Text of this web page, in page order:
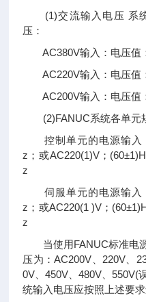
(1)交流输入电压 系统
压：
AC380V输入：电压值
AC220V输入：电压值
AC200V输入：电压值
(2)FANUC系统各单元
控制单元的电源输入：
z；或AC220(1)V；
z
伺服单元的电源输入：
z；或AC220(1 )V；
z
当使用FANUC标准电
压为：AC200V、220V、
0V、450V、480V、550V(
统输入电压应按照上述要求